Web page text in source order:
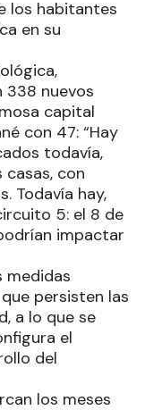
los habitantes
en su
338 nuevos
capital
con 47: “Hay
todavía,
con
Todavía hay,
5: el 8 de
impactar
medidas
persisten las
a lo que se
el
del
los meses